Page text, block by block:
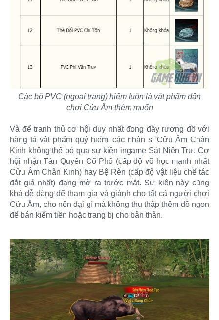
Các bộ PVC (ngoại trang) hiếm luôn là vật phẩm dân
chơi Cửu Âm thèm muốn
Và để tranh thủ cơ hội duy nhất đong đầy rương đồ với
hàng tá vật phẩm quý hiếm, các nhân sĩ Cửu Âm Chân
Kinh không thể bỏ qua sự kiện ingame Sát Niên Trư. Cơ
hội nhận Tàn Quyển Cổ Phổ (cấp độ võ học mạnh nhất
Cửu Âm Chân Kinh) hay Bệ Rèn (cấp độ vật liệu chế tác
đắt giá nhất) đang mở ra trước mắt. Sự kiện này cũng
khá dễ dàng để tham gia và giành cho tất cả người chơi
Cửu Âm, cho nên dại gì mà không thu thập thêm đồ ngon
để bán kiếm tiền hoặc trang bị cho bản thân.